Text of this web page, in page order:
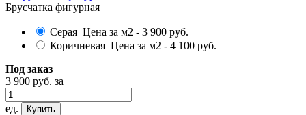
Брусчатка фигурная
Серая Цена за м2 - 3 900 руб.
Коричневая Цена за м2 - 4 100 руб.
Под заказ
3 900 руб. за
ед.